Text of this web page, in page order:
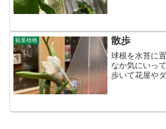
（ウツボカズ
観葉植物 散歩
球根を水苔に
なか気にいっ
歩いて花屋や
サボテン水耕